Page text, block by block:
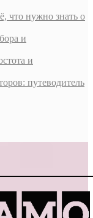
что нужно знать о
и
и
путеводитель